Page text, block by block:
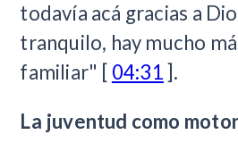
todavía acá gracias a
tranquilo, hay mucho
familiar" [ 04:31].
La juventud como